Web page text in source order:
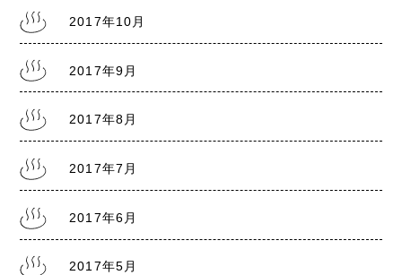
2017年10月
2017年9月
2017年8月
2017年7月
2017年6月
2017年5月